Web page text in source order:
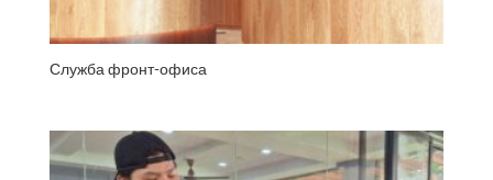
Служба фронт-офиса